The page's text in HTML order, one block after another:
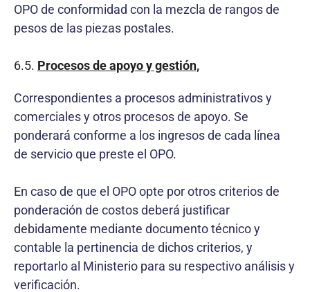
OPO de conformidad con la mezcla de rangos de
pesos de las piezas postales.
6.5. Procesos de apoyo y gestión,
Correspondientes a procesos administrativos y
comerciales y otros procesos de apoyo. Se
ponderará conforme a los ingresos de cada línea
de servicio que preste el OPO.
En caso de que el OPO opte por otros criterios de
ponderación de costos deberá justificar
debidamente mediante documento técnico y
contable la pertinencia de dichos criterios, y
reportarlo al Ministerio para su respectivo análisis y
verificación.